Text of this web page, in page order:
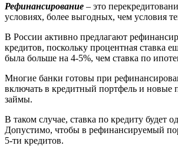
Рефинансирование – это
условиях, более выгодных, чем условия
В России активно предлагают
кредитов, поскольку процентная ставка
была больше на 4-5%, чем ставка по
Многие банки готовы при
включать в кредитный портфель и новые
займы.
В таком случае, ставка по кредиту будет
Допустимо, чтобы в рефинансируемый
5-ти кредитов.